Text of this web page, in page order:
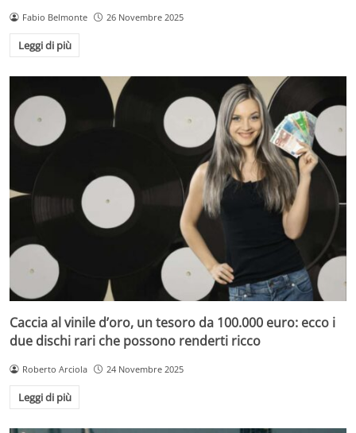
Fabio Belmonte 26 Novembre 2025
Leggi di più
Caccia al vinile d’oro, un tesoro da 100.000 euro: ecco i
due dischi rari che possono renderti ricco
Roberto Arciola 24 Novembre 2025
Leggi di più